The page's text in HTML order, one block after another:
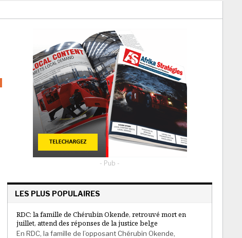
- Pub -
LES PLUS POPULAIRES
RDC: la famille de Chérubin Okende, retrouvé mort en
juillet, attend des réponses de la justice belge
En RDC, la famille de l’opposant Chérubin Okende,